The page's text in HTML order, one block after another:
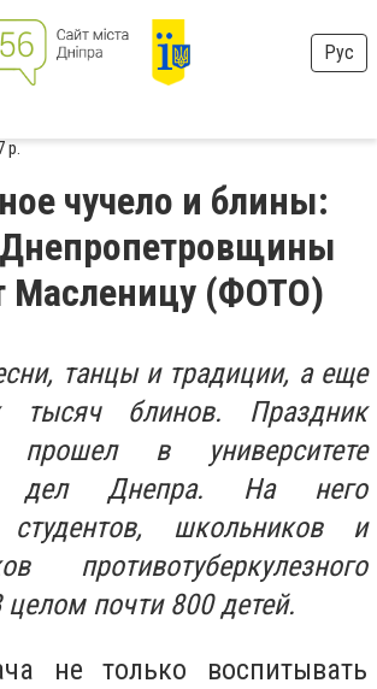
Рус
р.
чучело и блины:
Масленицу (ФОТО)
танцы и традиции, а еще
тысяч блинов. Праздник
прошел в университете
дел Днепра. На него
студентов, школьников и
противотуберкулезного
целом почти 800 детей.
не только воспитывать